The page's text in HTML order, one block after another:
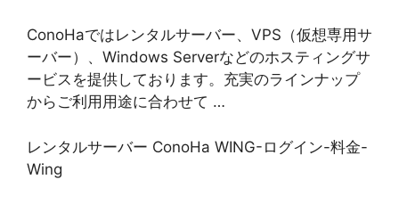
ConoHaではレンタルサーバー、VPS（仮想専用サ
ーバー）、Windows Serverなどのホスティングサ
ービスを提供しております。充実のラインナップ
からご利用用途に合わせて …
レンタルサーバー ConoHa WING-ログイン-料金-
Wing